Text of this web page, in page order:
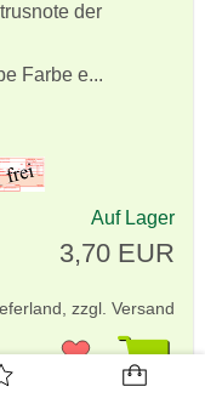
der
Farbe e...
Auf Lager
3,70 EUR
zzgl. Versand